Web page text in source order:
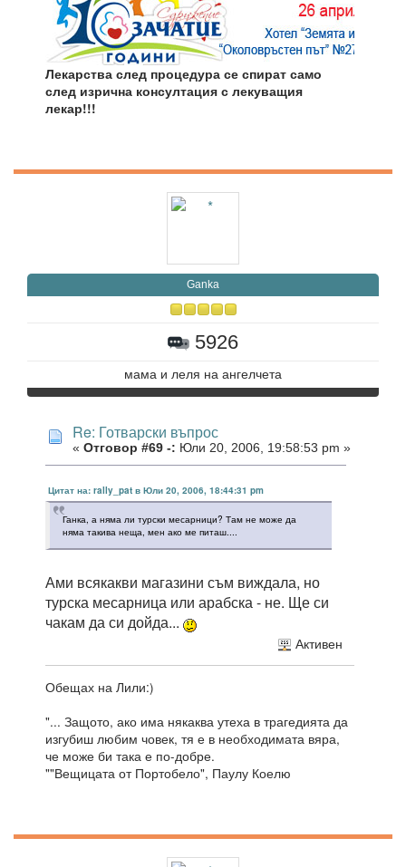
Лекарства след процедура се спират само
след изрична консултация с лекуващия
лекар!!!
Ganka
5926
мама и леля на ангелчета
Re: Готварски въпрос
« Отговор #69 -: Юли 20, 2006, 19:58:53 pm »
Цитат на: rally_pat в Юли 20, 2006, 18:44:31 pm
Ганка, а няма ли турски месарници? Там не може да
няма такива неща, мен ако ме питаш....
Ами всякакви магазини съм виждала, но
турска месарница или арабска - не. Ще си
чакам да си дойда...
Активен
Обещах на Лили:)
"... Защото, ако има някаква утеха в трагедията да
изгубиш любим човек, тя е в необходимата вяра,
че може би така е по-добре.
""Вещицата от Портобело", Паулу Коелю